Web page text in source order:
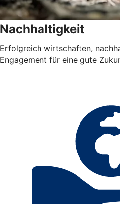
Nachhaltigkeit
Erfolgreich wirtschaften,
Engagement für eine gute